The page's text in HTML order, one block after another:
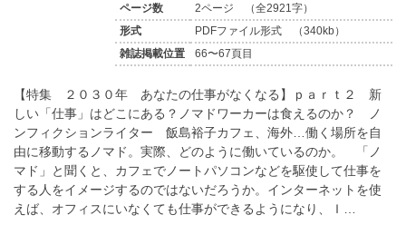
ページ数
2ページ （全2921字）
形式
PDFファイル形式 （340kb）
雑誌掲載位置
66〜67頁目
【特集 ２０３０年 あなたの仕事がなくなる】ｐａｒｔ２ 新
しい「仕事」はどこにある？ノマドワーカーは食えるのか？ ノ
ンフィクションライター 飯島裕子カフェ、海外…働く場所を自
由に移動するノマド。実際、どのように働いているのか。 「ノ
マド」と聞くと、カフェでノートパソコンなどを駆使して仕事を
する人をイメージするのではないだろうか。インターネットを使
えば、オフィスにいなくても仕事ができるようになり、Ｉ…